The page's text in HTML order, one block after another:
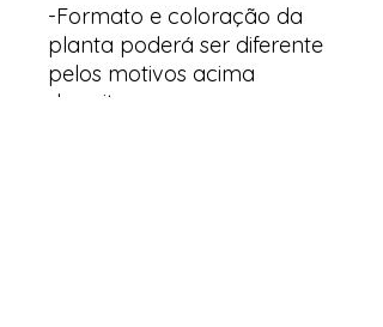
-Formato e coloração da
planta poderá ser diferente
pelos motivos acima
descritos.